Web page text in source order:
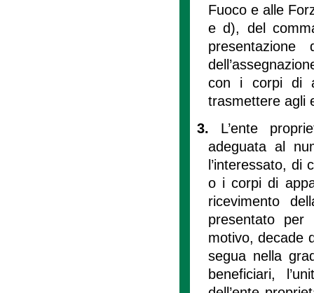
Fuoco e alle
e d), del
con i corpi di
trasmettere agli
3. L’ente
adeguata al
l’interessato,
o i corpi di
ricevimento
presentato per
motivo, decade
segua nella
beneficiari,